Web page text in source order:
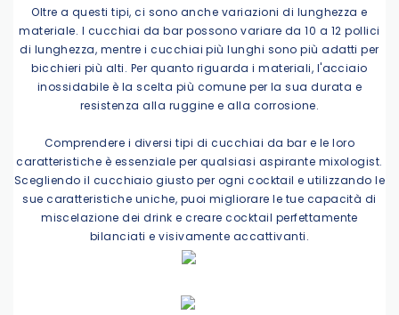
Oltre a questi tipi, ci sono anche variazioni di lunghezza e
materiale. I cucchiai da bar possono variare da 10 a 12 pollici
di lunghezza, mentre i cucchiai più lunghi sono più adatti per
bicchieri più alti. Per quanto riguarda i materiali, l'acciaio
inossidabile è la scelta più comune per la sua durata e
resistenza alla ruggine e alla corrosione.
Comprendere i diversi tipi di cucchiai da bar e le loro
caratteristiche è essenziale per qualsiasi aspirante mixologist.
Scegliendo il cucchiaio giusto per ogni cocktail e utilizzando le
sue caratteristiche uniche, puoi migliorare le tue capacità di
miscelazione dei drink e creare cocktail perfettamente
bilanciati e visivamente accattivanti.